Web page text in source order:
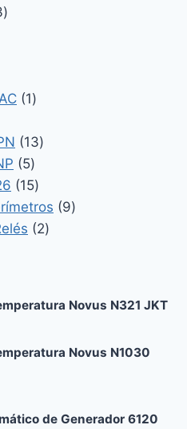
3
11
1313
55
productos
1515
productos
99
22
Novus N321 JKT
Novus N1030
de Generador 6120